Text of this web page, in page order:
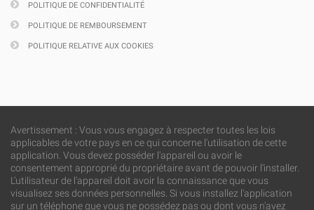
POLITIQUE DE CONFIDENTIALITÉ
POLITIQUE DE REMBOURSEMENT
POLITIQUE RELATIVE AUX COOKIES
Avertissement : Vous vous engagez à respecter toutes les lois
applicables de votre pays en ce qui concerne l'utilisation de cette
application. Vous devez posséder l'appareil ou avoir le
consentement approprié du propriétaire avant de pouvoir l'installer.
L'utilisateur de l'appareil doit avoir la connaissance que vous
visualisez ses données personnelles. Si vous installez l'application
sur un téléphone que vous ne possédez pas ou dont vous n'avez